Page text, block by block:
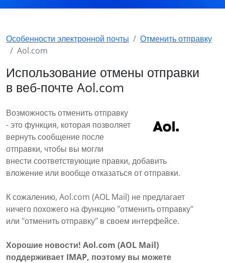
Особенности электронной почты
Отменить отправку
Aol.com
Использование отмены отправки
в веб-почте Aol.com
Возможность отменить отправку
- это функция, которая позволяет
вернуть сообщение после
отправки, чтобы вы могли
внести соответствующие правки, добавить
вложение или вообще отказаться от отправки.
К сожалению, Aol.com (AOL Mail) не предлагает
ничего похожего на функцию "отменить отправку"
или "отменить отправку" в своем интерфейсе.
Хорошие новости! Aol.com (AOL Mail)
поддерживает IMAP, поэтому вы можете